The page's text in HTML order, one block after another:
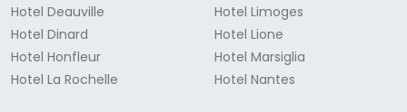
Hotel Deauville
Hotel Dinard
Hotel Honfleur
Hotel La Rochelle
Hotel Limoges
Hotel Lione
Hotel Marsiglia
Hotel Nantes